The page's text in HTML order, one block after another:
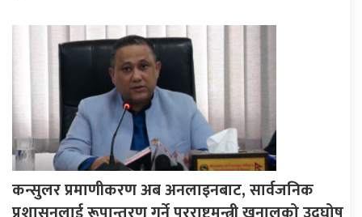
कन्सुलर प्रमाणीकरण अब अनलाइनबाट, सार्वजनिक